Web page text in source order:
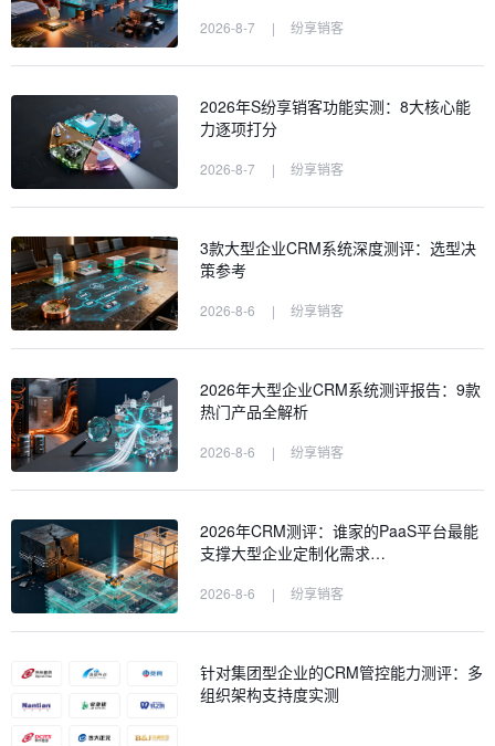
2026-8-7 | 纷享销客
2026年S纷享销客功能实测：8大核心能
力逐项打分
2026-8-7 | 纷享销客
3款大型企业CRM系统深度测评：选型决
策参考
2026-8-6 | 纷享销客
2026年大型企业CRM系统测评报告：9款
热门产品全解析
2026-8-6 | 纷享销客
2026年CRM测评：谁家的PaaS平台最能
支撑大型企业定制化需求…
2026-8-6 | 纷享销客
针对集团型企业的CRM管控能力测评：多
组织架构支持度实测